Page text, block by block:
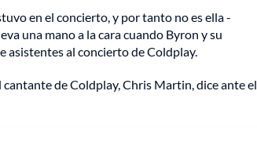
en el concierto, y por tanto no es ella -
una mano a la cara cuando Byron y su
asistentes al concierto de Coldplay.
cantante de Coldplay, Chris Martin, dice ante el